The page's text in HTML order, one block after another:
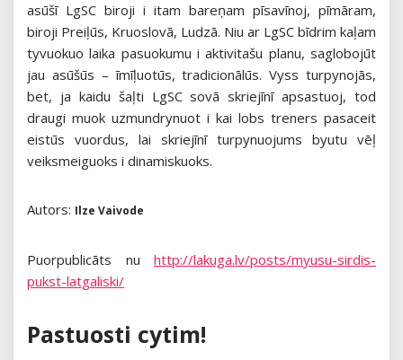
asūšī LgSC biroji i itam bareņam pīsavīnoj, pīmāram,
biroji Preiļūs, Kruoslovā, Ludzā. Niu ar LgSC bīdrim kaļam
tyvuokuo laika pasuokumu i aktivitašu planu, saglobojūt
jau asūšūs – īmīļuotūs, tradicionālūs. Vyss turpynojās,
bet, ja kaidu šaļti LgSC sovā skriejīnī apsastuoj, tod
draugi muok uzmundrynuot i kai lobs treners pasaceit
eistūs vuordus, lai skriejīnī turpynuojums byutu vēļ
veiksmeiguoks i dinamiskuoks.
Autors: Ilze Vaivode
Puorpublicāts nu http://lakuga.lv/posts/myusu-sirdis-
pukst-latgaliski/
Pastuosti cytim!